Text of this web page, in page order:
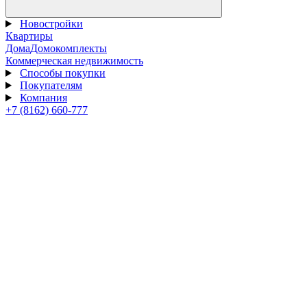
Новостройки
Квартиры
ДомаДомокомплекты
Коммерческая недвижимость
Способы покупки
Покупателям
Компания
+7 (8162) 660-777